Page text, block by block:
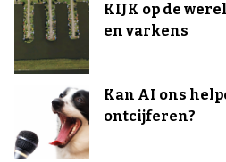
KIJK op de
en varkens
Kan AI ons
ontcijferen?